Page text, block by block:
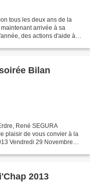
tous les deux ans de la
arrivée à sa
des actions d'aide à
Bilan
René SEGURA
plaisir de vous convier à la
Vendredi 29 Novembre
2013